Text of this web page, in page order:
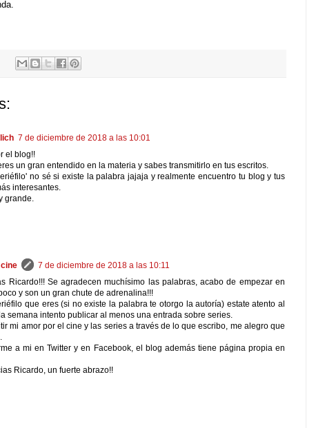
7 de diciembre de 2018 a las 10:01
el blog!!
un gran entendido en la materia y sabes transmitirlo en tus escritos.
no sé si existe la palabra jajaja y realmente encuentro tu blog y tus
interesantes.
grande.
7 de diciembre de 2018 a las 10:11
Ricardo!!! Se agradecen muchísimo las palabras, acabo de empezar en
y son un gran chute de adrenalina!!!
que eres (si no existe la palabra te otorgo la autoría) estate atento al
semana intento publicar al menos una entrada sobre series.
mi amor por el cine y las series a través de lo que escribo, me alegro que
a mi en Twitter y en Facebook, el blog además tiene página propia en
Ricardo, un fuerte abrazo!!